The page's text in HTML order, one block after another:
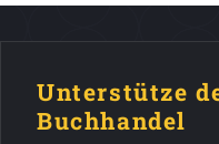
Unterstütze
Buchhandel